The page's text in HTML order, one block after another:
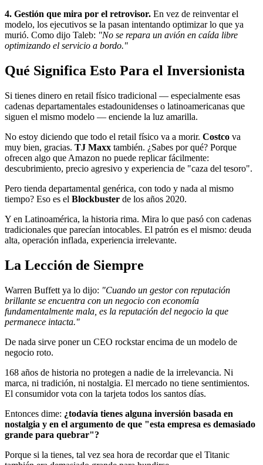
4. Gestión que mira por el retrovisor. En vez de reinventar el
modelo, los ejecutivos se la pasan intentando optimizar lo que ya
murió. Como dijo Taleb: "No se repara un avión en caída libre
optimizando el servicio a bordo."
Qué Significa Esto Para el Inversionista
Si tienes dinero en retail físico tradicional — especialmente esas
cadenas departamentales estadounidenses o latinoamericanas que
siguen el mismo modelo — enciende la luz amarilla.
No estoy diciendo que todo el retail físico va a morir. Costco va
muy bien, gracias. TJ Maxx también. ¿Sabes por qué? Porque
ofrecen algo que Amazon no puede replicar fácilmente:
descubrimiento, precio agresivo y experiencia de "caza del tesoro".
Pero tienda departamental genérica, con todo y nada al mismo
tiempo? Eso es el Blockbuster de los años 2020.
Y en Latinoamérica, la historia rima. Mira lo que pasó con cadenas
tradicionales que parecían intocables. El patrón es el mismo: deuda
alta, operación inflada, experiencia irrelevante.
La Lección de Siempre
Warren Buffett ya lo dijo: "Cuando un gestor con reputación
brillante se encuentra con un negocio con economía
fundamentalmente mala, es la reputación del negocio la que
permanece intacta."
De nada sirve poner un CEO rockstar encima de un modelo de
negocio roto.
168 años de historia no protegen a nadie de la irrelevancia. Ni
marca, ni tradición, ni nostalgia. El mercado no tiene sentimientos.
El consumidor vota con la tarjeta todos los santos días.
Entonces dime: ¿todavía tienes alguna inversión basada en
nostalgia y en el argumento de que "esta empresa es demasiado
grande para quebrar"?
Porque si la tienes, tal vez sea hora de recordar que el Titanic